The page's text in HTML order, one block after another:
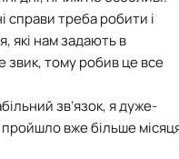
треба робити і
які нам задають в
звик, тому робив це все
зв’язок, я дуже-
пройшло вже більше